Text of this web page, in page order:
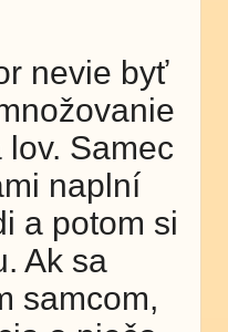
nevie byť
Samec
naplní
a potom si
Ak sa
samcom,